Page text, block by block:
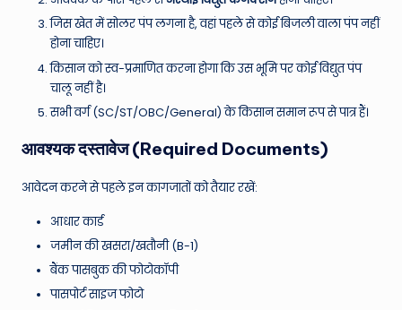
जिस खेत में सोलर पंप लगना है, वहां पहले से कोई बिजली वाला पंप नहीं
होना चाहिए।
किसान को स्व-प्रमाणित करना होगा कि उस भूमि पर कोई विद्युत पंप
चालू नहीं है।
सभी वर्ग (SC/ST/OBC/General) के किसान समान रूप से पात्र हैं।
आवश्यक दस्तावेज (Required Documents)
आवेदन करने से पहले इन कागजातों को तैयार रखें:
आधार कार्ड
जमीन की खसरा/खतौनी (B-1)
बैंक पासबुक की फोटोकॉपी
पासपोर्ट साइज फोटो